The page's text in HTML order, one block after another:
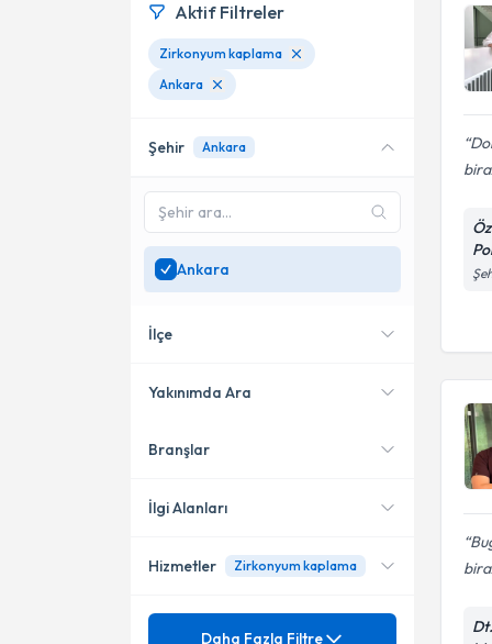
Aktif Filtreler
Zirkonyum kaplama
Ankara
Şehir Ankara
Ankara
İlçe
Çankaya
Etimesgut
Yakınımda Ara
Konumuma yakın uzmanları
Branşlar
Diş Hekimi
Ağız, Diş ve Çene Cerrahisi
İlgi Alanları
Diş Beyazlatma
Hizmetler Zirkonyum kaplama
Mezuniyet
Daha Fazla Filtre